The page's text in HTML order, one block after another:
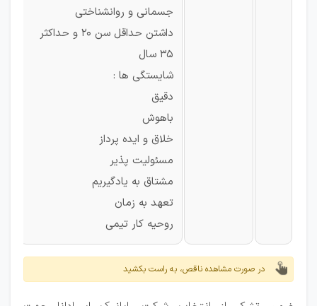
جسمانی و روانشناختی
داشتن حداقل سن ۲۰ و حداکثر
۳۵ سال
شایستگی ها :
دقیق
باهوش
خلاق و ایده پرداز
مسئولیت پذیر
مشتاق به یادگیریم
تعهد به زمان
روحیه کار تیمی
در صورت مشاهده ناقص، به راست بکشید